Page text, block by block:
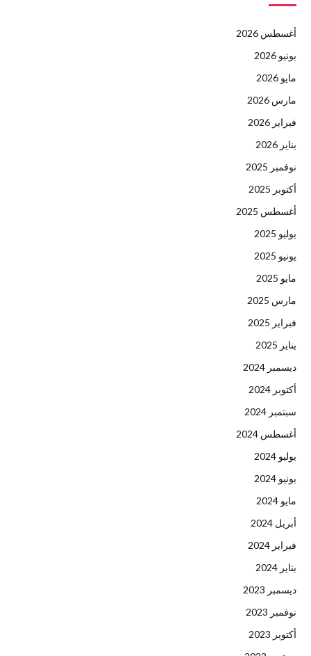
أغسطس 2026
يونيو 2026
مايو 2026
مارس 2026
فبراير 2026
يناير 2026
نوفمبر 2025
أكتوبر 2025
أغسطس 2025
يوليو 2025
يونيو 2025
مايو 2025
مارس 2025
فبراير 2025
يناير 2025
ديسمبر 2024
أكتوبر 2024
سبتمبر 2024
أغسطس 2024
يوليو 2024
يونيو 2024
مايو 2024
أبريل 2024
فبراير 2024
يناير 2024
ديسمبر 2023
نوفمبر 2023
أكتوبر 2023